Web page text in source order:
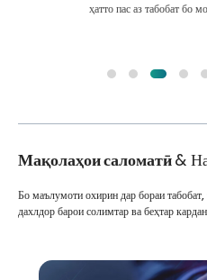
ҳатто пас аз табобат бо
Мақолаҳои саломатӣ&
Бо маълумоти охирин дар бораи
дахлдор барои солимтар ва беҳтар